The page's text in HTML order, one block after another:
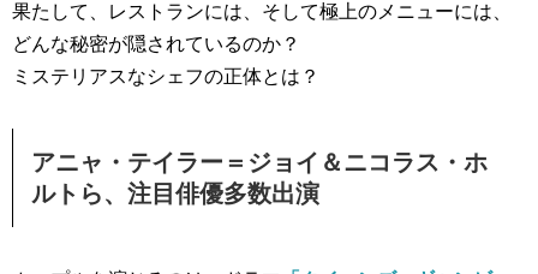
果たして、レストランには、そして極上のメニューには、
どんな秘密が隠されているのか？
ミステリアスなシェフの正体とは？
アニャ・テイラー＝ジョイ＆ニコラス・ホ
ルトら、注目俳優多数出演